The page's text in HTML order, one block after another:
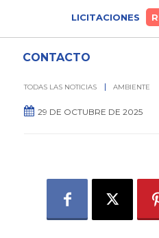
LICITACIONES
CONTACTO
TODAS LAS NOTICIAS AMBIENTE
29 DE OCTUBRE DE 2025